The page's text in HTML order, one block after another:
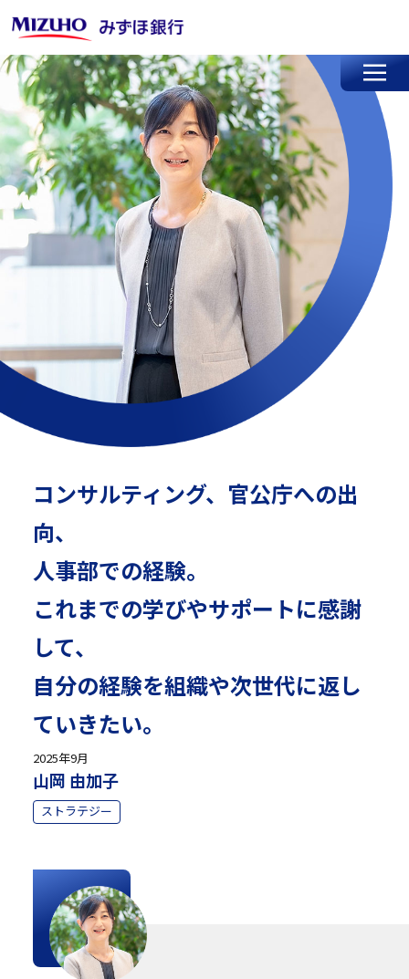
コンサルティング、官公庁への出
向、
人事部での経験。
これまでの学びやサポートに感謝
して、
自分の経験を組織や次世代に返し
ていきたい。
2025年9月
山岡 由加子
ストラテジー